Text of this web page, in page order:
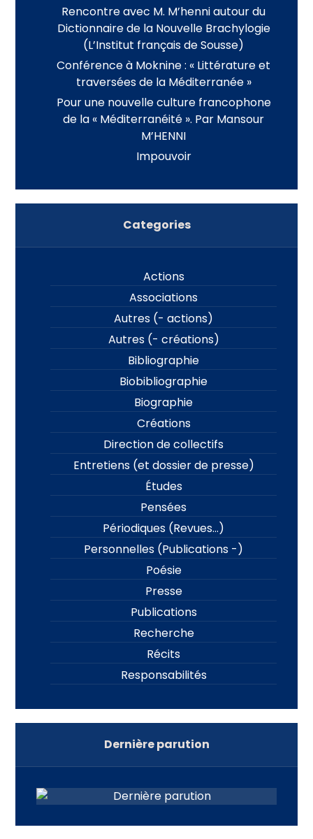
Rencontre avec M. M’henni autour du
Dictionnaire de la Nouvelle Brachylogie
(L’Institut français de Sousse)
Conférence à Moknine : « Littérature et
traversées de la Méditerranée »
Pour une nouvelle culture francophone
de la « Méditerranéité ». Par Mansour
M’HENNI
Impouvoir
Categories
Actions
Associations
Autres (- actions)
Autres (- créations)
Bibliographie
Biobibliographie
Biographie
Créations
Direction de collectifs
Entretiens (et dossier de presse)
Études
Pensées
Périodiques (Revues…)
Personnelles (Publications -)
Poésie
Presse
Publications
Recherche
Récits
Responsabilités
Dernière parution